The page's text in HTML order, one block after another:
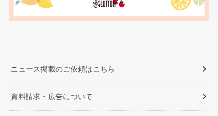
ニュース掲載のご依頼はこちら
資料請求・広告について